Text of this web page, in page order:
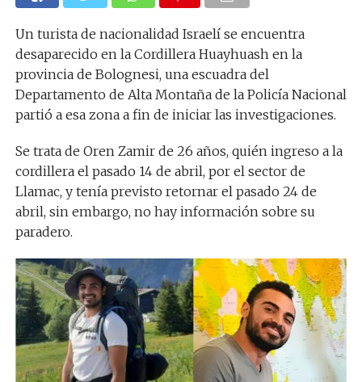
Un turista de nacionalidad Israelí se encuentra
desaparecido en la Cordillera Huayhuash en la
provincia de Bolognesi, una escuadra del
Departamento de Alta Montaña de la Policía Nacional
partió a esa zona a fin de iniciar las investigaciones.
Se trata de Oren Zamir de 26 años, quién ingreso a la
cordillera el pasado 14 de abril, por el sector de
Llamac, y tenía previsto retornar el pasado 24 de
abril, sin embargo, no hay información sobre su
paradero.